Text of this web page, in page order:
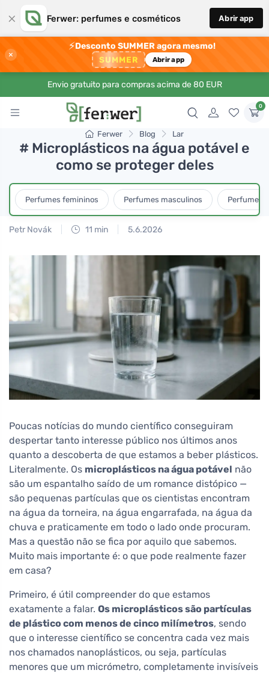
× Ferwer: perfumes e cosméticos Abrir app
×
⚡Desconto SUMMER agora mesmo!
SUMMER Abrir app
Envio gratuito para compras acima de 80 EUR
0
Ferwer Blog Lar
# Microplásticos na água potável e
como se proteger deles
Perfumes femininos Perfumes masculinos Perfumes
Petr Novák 11 min 5.6.2026
Poucas notícias do mundo científico conseguiram
despertar tanto interesse público nos últimos anos
quanto a descoberta de que estamos a beber plásticos.
Literalmente. Os microplásticos na água potável não
são um espantalho saído de um romance distópico —
são pequenas partículas que os cientistas encontram
na água da torneira, na água engarrafada, na água da
chuva e praticamente em todo o lado onde procuram.
Mas a questão não se fica por aquilo que sabemos.
Muito mais importante é: o que pode realmente fazer
em casa?
Primeiro, é útil compreender do que estamos
exatamente a falar. Os microplásticos são partículas
de plástico com menos de cinco milímetros, sendo
que o interesse científico se concentra cada vez mais
nos chamados nanoplásticos, ou seja, partículas
menores que um micrómetro, completamente invisíveis